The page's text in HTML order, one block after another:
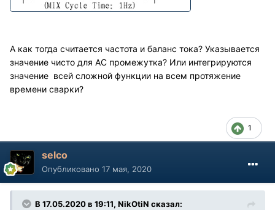
А как тогда считается частота и баланс тока? Указывается
значение чисто для АС промежутка? Или интегрируются
значение всей сложной функции на всем протяжение
времени сварки?
1
selco
Опубликовано 17 мая, 2020
В 17.05.2020 в 19:11, NikOtiN сказал: